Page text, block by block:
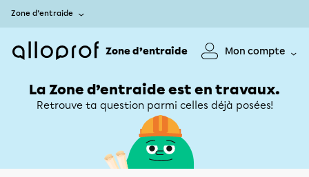
Zone d’entraide
Zone d’entraide Mon compte
La Zone d’entraide est en travaux.
Retrouve ta question parmi celles déjà posées!